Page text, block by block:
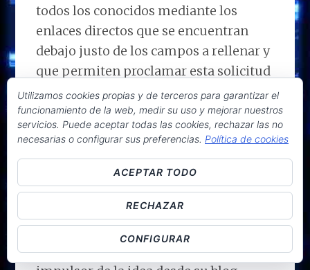
todos los conocidos mediante los
enlaces directos que se encuentran
debajo justo de los campos a rellenar y
que permiten proclamar esta solicitud
de apoyo por medio de redes sociales y
e-mail.
llegar al menos a las 250.000 firmas.
Faltan pocas, pero se necesita difusión.
Os pongo a continuación
escrito publicadopor Francisco J.
Hernández (@FJHHeras en Twitter),
Utilizamos cookies propias y de terceros para garantizar el
funcionamiento de la web, medir su uso y mejorar nuestros
servicios. Puede aceptar todas las cookies, rechazar las no
necesarias o configurar sus preferencias. Política de cookies
ACEPTAR TODO
RECHAZAR
CONFIGURAR